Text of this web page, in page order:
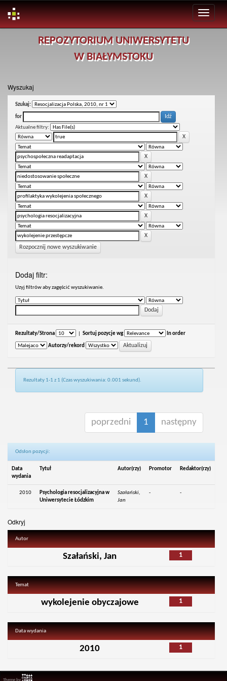
REPOZYTORIUM UNIWERSYTETU
W BIAŁYMSTOKU
Wyszukaj
Szukaj:
for
Aktualne filtry:
Rozpocznij nowe wyszukiwanie
Dodaj filtr:
Uzyj filtrów aby zagęścić wyszukiwanie.
Rezultaty/Strona Sortuj pozycje wg In order
Autorzy/rekord
Rezultaty 1-1 z 1 (Czas wyszukiwania: 0.001 sekund).
poprzedni 1 następny
Odsłon pozycji:
Data
wydania
Tytuł Autor(rzy) Promotor Redaktor(rzy)
2010
Psychologia resocjalizacyjna w
Uniwersytecie Łódzkim
Szałański,
Jan
- -
Odkryj
Autor
1
Szałański, Jan
Temat
1
wykolejenie obyczajowe
Data wydania
1
2010
Theme by